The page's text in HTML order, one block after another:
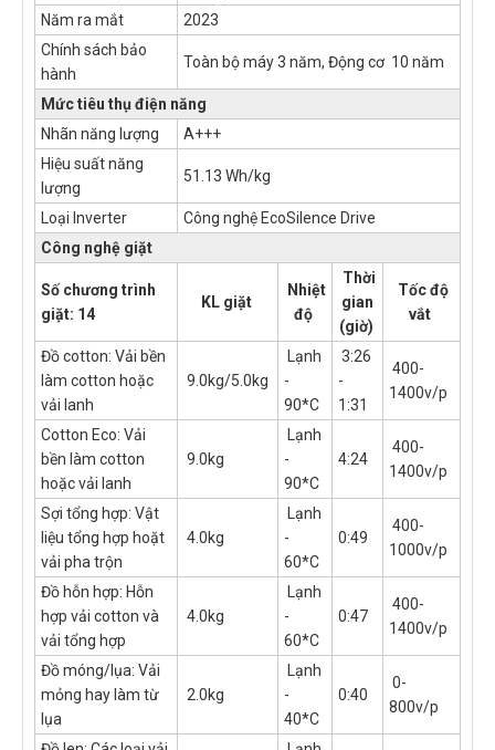
Năm ra mắt
2023
Chính sách bảo
hành
Toàn bộ máy 3 năm, Động cơ 10 năm
Mức tiêu thụ điện năng
Nhãn năng lượng
A+++
Hiệu suất năng
lượng
51.13 Wh/kg
Loại Inverter
Công nghệ EcoSilence Drive
Công nghệ giặt
Số chương trình
giặt: 14
KL giặt
Nhiệt
độ
Thời
gian
(giờ)
Tốc độ
vắt
Đồ cotton: Vải bền
làm cotton hoặc
vải lanh
9.0kg/5.0kg
Lạnh
-
90*C
3:26
-
1:31
400-
1400v/p
Cotton Eco: Vải
bền làm cotton
hoặc vải lanh
9.0kg
Lạnh
-
90*C
4:24
400-
1400v/p
Sợi tổng hợp: Vật
liệu tổng hợp hoặt
vải pha trộn
4.0kg
Lạnh
-
60*C
0:49
400-
1000v/p
Đồ hỗn hợp: Hỗn
hợp vải cotton và
vải tổng hợp
4.0kg
Lạnh
-
60*C
0:47
400-
1400v/p
Đồ móng/lụa: Vải
mỏng hay làm từ
lụa
2.0kg
Lạnh
-
40*C
0:40
0-
800v/p